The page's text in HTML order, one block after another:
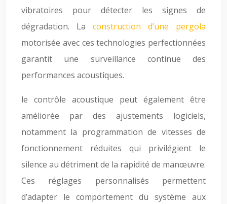
vibratoires pour détecter les signes de
dégradation. La construction d’une pergola
motorisée avec ces technologies perfectionnées
garantit une surveillance continue des
performances acoustiques.
le contrôle acoustique peut également être
améliorée par des ajustements logiciels,
notamment la programmation de vitesses de
fonctionnement réduites qui privilégient le
silence au détriment de la rapidité de manœuvre.
Ces réglages personnalisés permettent
d’adapter le comportement du système aux